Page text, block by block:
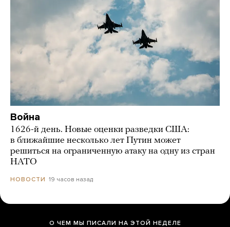
Война
1626-й день. Новые оценки разведки США:
в ближайшие несколько лет Путин может
решиться на ограниченную атаку на одну из стран
НАТО
НОВОСТИ 19 часов назад
О ЧЕМ МЫ ПИСАЛИ НА ЭТОЙ НЕДЕЛЕ